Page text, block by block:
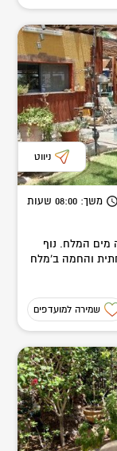
ניווט
משך: 08:00 שעות
כ-20 דק' נסיעה מים המלח. נוף
והחמה ב'מלח
שמירה למועדפים